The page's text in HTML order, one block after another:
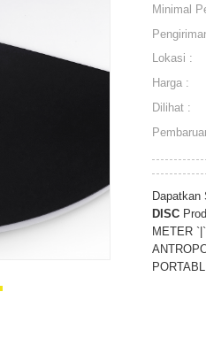
Minimal
Lokasi :
Harga :
Dilihat :
DISC
METER